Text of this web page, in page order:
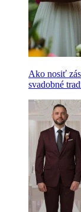
Ako nosiť
svadobné